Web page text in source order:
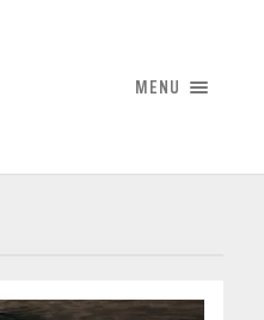
MENU